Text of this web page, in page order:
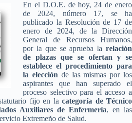
En el D.O.E. de hoy, 24 de enero
de 2024, número 17, se ha
publicado la Resolución de 17 de
enero de 2024, de la Dirección
General de Recursos Humanos,
por la que se aprueba la relación
de plazas que se ofertan y se
establece el procedimiento para
la elección de las mismas por los
aspirantes que han superado el
proceso selectivo para el acceso a
fijo en la categoría de Técnico
Auxiliares de Enfermería, en las
Extremeño de Salud.